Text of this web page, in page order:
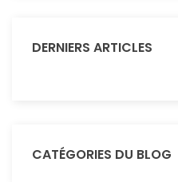
DERNIERS ARTICLES
CATÉGORIES DU BLOG